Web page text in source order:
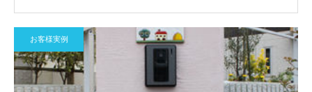
お客様実例